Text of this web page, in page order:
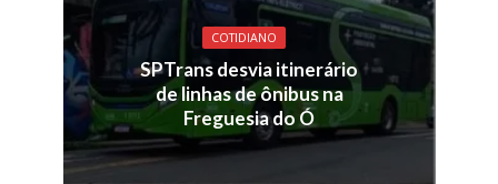
COTIDIANO
SPTrans desvia itinerário
de linhas de ônibus na
Freguesia do Ó